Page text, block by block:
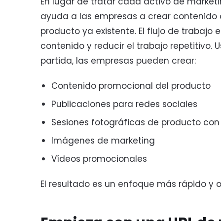
ayuda a las empresas a crear
producto ya existente. El flujo de
contenido y reducir el trabajo repetitivo.
partida, las empresas pueden crear:
Contenido promocional del producto
Publicaciones para redes sociales
Sesiones fotográficas de producto con
Imágenes de marketing
Vídeos promocionales
El resultado es un enfoque más rápido